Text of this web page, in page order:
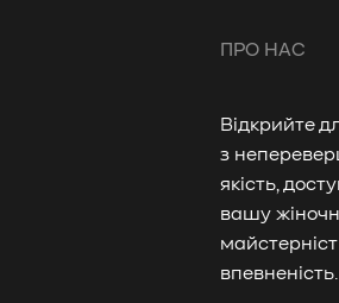
ПРО НАС
Відкрийте
з
якість,
вашу
впевненість.